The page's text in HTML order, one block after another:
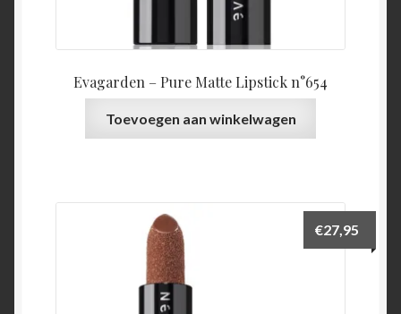
Evagarden – Pure Matte Lipstick n°654
Toevoegen aan winkelwagen
€27,95